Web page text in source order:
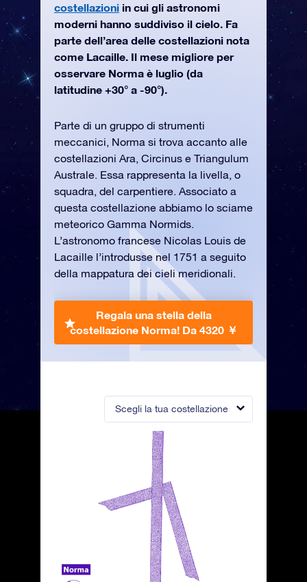
Scegli la tua costellazione
costellazioni in cui gli astronomi
moderni hanno suddiviso il cielo. Fa
parte dell’area delle costellazioni nota
come Lacaille. Il mese migliore per
osservare Norma è luglio (da
latitudine +30° a -90°).
Parte di un gruppo di strumenti
meccanici, Norma si trova accanto alle
costellazioni Ara, Circinus e Triangulum
Australe. Essa rappresenta la livella, o
squadra, del carpentiere. Associato a
questa costellazione abbiamo lo sciame
meteorico Gamma Normids.
L’astronomo francese Nicolas Louis de
Lacaille l’introdusse nel 1751 a seguito
della mappatura dei cieli meridionali.
Regala una stella della
costellazione Norma! Da 4320 ￥